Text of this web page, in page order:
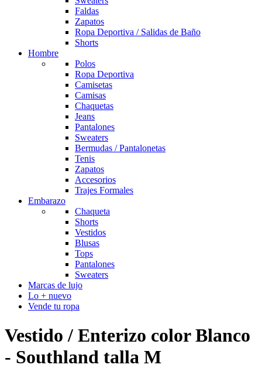
Faldas
Zapatos
Ropa Deportiva / Salidas de Baño
Shorts
Hombre
Polos
Ropa Deportiva
Camisetas
Camisas
Chaquetas
Jeans
Pantalones
Sweaters
Bermudas / Pantalonetas
Tenis
Zapatos
Accesorios
Trajes Formales
Embarazo
Chaqueta
Shorts
Vestidos
Blusas
Tops
Pantalones
Sweaters
Marcas de lujo
Lo + nuevo
Vende tu ropa
Vestido / Enterizo color Blanco
- Southland talla M